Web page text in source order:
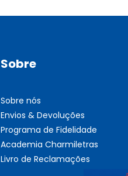
Sobre
Sobre nós
Envios & Devoluções
Programa de Fidelidade
Academia Charmiletras
Livro de Reclamações